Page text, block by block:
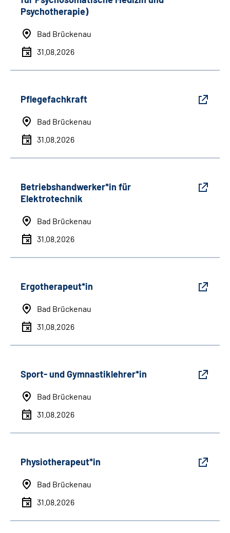
Psychotherapie)
Bad Brückenau
31.08.2026
Pflegefachkraft
Bad Brückenau
31.08.2026
Betriebshandwerker*in für
Elektrotechnik
Bad Brückenau
31.08.2026
Ergotherapeut*in
Bad Brückenau
31.08.2026
Sport- und Gymnastiklehrer*in
Bad Brückenau
31.08.2026
Physiotherapeut*in
Bad Brückenau
31.08.2026